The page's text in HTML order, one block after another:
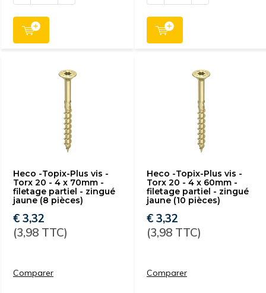
Heco -Topix-Plus vis -
Torx 20 - 4 x 70mm -
filetage partiel - zingué
jaune (8 pièces)
€ 3,32
(3,98 TTC)
Comparer
Heco -Topix-Plus vis -
Torx 20 - 4 x 60mm -
filetage partiel - zingué
jaune (10 pièces)
€ 3,32
(3,98 TTC)
Comparer